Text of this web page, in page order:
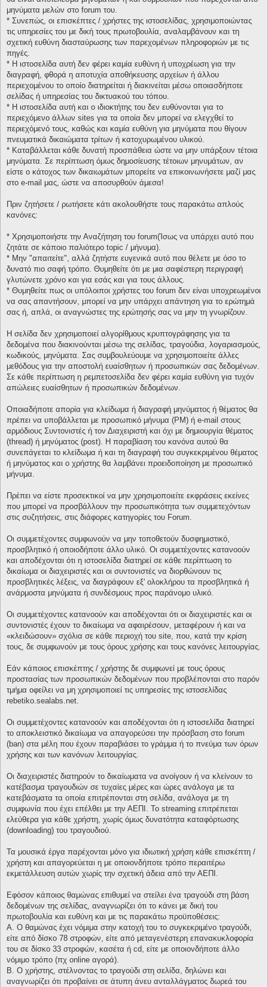
μηνύματα μελών στο forum του.
* Συνεπώς, οι επισκέπτες / χρήστες της ιστοσελίδας, χρησιμοποιώντας
τις υπηρεσίες του με δική τους πρωτοβουλία, αναλαμβάνουν και τη
σχετική ευθύνη διασταύρωσης των παρεχομένων πληροφοριών με τις
πηγές.
* H ιστοσελίδα αυτή δεν φέρει καμία ευθύνη ή υποχρέωση για την
διαγραφή, φθορά η αποτυχία αποθήκευσης αρχείων ή άλλου
περιεχομένου το οποίο διατηρείται ή διακινείται μέσω οποιασδήποτε
σελίδας ή υπηρεσίας του δικτυακού του τόπου.
* H ιστοσελίδα αυτή και ο ιδιοκτήτης του δεν ευθύνονται για το
περιεχόμενο άλλων sites για τα οποία δεν μπορεί να ελεγχθεί το
περιεχόμενό τους, καθώς και καμία ευθύνη για μηνύματα που θίγουν
πνευματικά δικαιώματα τρίτων ή κατοχυρωμένου υλικού.
* Καταβάλλεται κάθε δυνατή προσπάθεια ώστε να μην υπάρξουν τέτοια
μηνύματα. Σε περίπτωση όμως δημοσίευσης τέτοιων μηνυμάτων, αν
είστε ο κάτοχος των δικαιωμάτων μπορείτε να επικοινωνήσετε μαζί μας
στο e-mail μας, ώστε να αποσυρθούν άμεσα!
Πριν ζητήσετε / ρωτήσετε κάτι ακολουθήστε τους παρακάτω απλούς
κανόνες:
* Χρησιμοποιήστε την Αναζήτηση του forum(Ίσως να υπάρχει αυτό που
ζητάτε σε κάποιο παλιότερο topic / μήνυμα).
* Μην "απαιτείτε", αλλά ζητήστε ευγενικά αυτό που θέλετε με όσο το
δυνατό πιο σαφή τρόπο. Θυμηθείτε ότι με μια σαφέστερη περιγραφή
γλυτώνετε χρόνο και για εσάς και για τους άλλους.
* Θυμηθείτε πως οι υπόλοιποι χρήστες του forum δεν είναι υποχρεωμένοι
να σας απαντήσουν, μπορεί να μην υπάρχει απάντηση για το ερώτημά
σας ή, απλά, οι αναγνώστες της ερώτησής σας να μην τη γνωρίζουν.
Η σελίδα δεν χρησιμοποιεί αλγορίθμους κρυπτογράφησης για τα
δεδομένα που διακινούνται μέσω της σελίδας, τραγούδια, λογαριασμούς,
κωδικούς, μηνύματα. Σας συμβουλεύουμε να χρησιμοποιείτε άλλες
μεθόδους για την αποστολή ευαίσθητων ή προσωπικών σας δεδομένων.
Σε κάθε περίπτωση η ρεμπετοσελίδα δεν φέρει καμία ευθύνη για τυχόν
απώλειες ευαίσθητων ή προσωπικών δεδομένων.
Οποιαδήποτε απορία για κλείδωμα ή διαγραφή μηνύματος ή θέματος θα
πρέπει να υποβάλλεται με προσωπικό μήνυμα (PM) ή e-mail στους
αρμόδιους Συντονιστές ή τον Διαχειριστή και όχι με δημιουργία θέματος
(thread) ή μηνύματος (post). Η παραβίαση του κανόνα αυτού θα
συνεπάγεται το κλείδωμα ή και τη διαγραφή του συγκεκριμένου θέματος
ή μηνύματος και ο χρήστης θα λαμβάνει προειδοποίηση με προσωπικό
μήνυμα.
Πρέπει να είστε προσεκτικοί να μην χρησιμοποιείτε εκφράσεις εκείνες
που μπορεί να προσβάλλουν την προσωπικότητα των συμμετεχόντων
στις συζητήσεις, στις διάφορες κατηγορίες του Forum.
Οι συμμετέχοντες συμφωνούν να μην τοποθετούν δυσφημιστικό,
προσβλητικό ή οποιοδήποτε άλλο υλικό. Οι συμμετέχοντες κατανοούν
και αποδέχονται ότι η ιστοσελίδα διατηρεί σε κάθε περίπτωση το
δικαίωμα οι διαχειριστές και οι συντονιστές να διορθώνουν τις
προσβλητικές λέξεις, να διαγράφουν εξ' ολοκλήρου τα προσβλητικά ή
ανάρμοστα μηνύματα ή συνδέσμους προς παράνομο υλικό.
Οι συμμετέχοντες κατανοούν και αποδέχονται ότι οι διαχειριστές και οι
συντονιστές έχουν το δικαίωμα να αφαιρέσουν, μεταφέρουν ή και να
«κλειδώσουν» σχόλια σε κάθε περιοχή του site, που, κατά την κρίση
τους, δε συμφωνούν με τους όρους χρήσης και τους κανόνες λειτουργίας.
Εάν κάποιος επισκέπτης / χρήστης δε συμφωνεί με τους όρους
προστασίας των προσωπικών δεδομένων που προβλέπονται στο παρόν
τμήμα οφείλει να μη χρησιμοποιεί τις υπηρεσίες της ιστοσελίδας
rebetiko.sealabs.net.
Οι συμμετέχοντες κατανοούν και αποδέχονται ότι η ιστοσελίδα διατηρεί
το αποκλειστικό δικαίωμα να απαγορεύσει την πρόσβαση στο forum
(ban) στα μέλη που έχουν παραβιάσει το γράμμα ή το πνεύμα των όρων
χρήσης και των κανόνων λειτουργίας.
Οι διαχειριστές διατηρούν το δικαίωματα να ανοίγουν ή να κλείνουν το
κατέβασμα τραγουδιών σε τυχαίες μέρες και ώρες ανάλογα με τα
κατεβάσματα τα οποία επιτρέπονται στη σελίδα, ανάλογα με τη
συμφωνία που έχει επέλθει με την ΑΕΠΙ. Το streaming επιτρέπεται
ελεύθερα για κάθε χρήστη, χωρίς όμως δυνατότητα καταφόρτωσης
(downloading) του τραγουδιού.
Τα μουσικά έργα παρέχονται μόνο για ιδιωτική χρήση κάθε επισκέπτη /
χρήστη και απαγορεύεται η με οποιονδήποτε τρόπο περαιτέρω
εκμετάλλευση αυτών χωρίς την σχετική άδεια από την ΑΕΠΙ.
Εφόσον κάποιος θαμώνας επιθυμεί να στείλει ένα τραγούδι στη βάση
δεδομένων της σελίδας, αναγνωρίζει ότι το κάνει με δική του
πρωτοβουλία και ευθύνη και με τις παρακάτω προϋποθέσεις:
Α. Ο θαμώνας έχει νόμιμα στην κατοχή του το συγκεκριμένο τραγούδι,
είτε από δίσκο 78 στροφών, είτε από μεταγενέστερη επανακυκλοφορία
του σε δίσκο 33 στροφών, κασέτα ή cd, είτε με οποιονδήποτε άλλο
νόμιμο τρόπο (πχ online αγορά).
Β. Ο χρήστης, στέλνοντας το τραγούδι στη σελίδα, δηλώνει και
αναγνωρίζει ότι προβαίνει σε άτυπη άνευ ανταλλάγματος δωρεά του